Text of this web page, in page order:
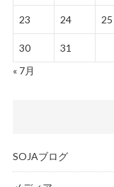
23 24 25
30
31
« 7月
SOJAブログ